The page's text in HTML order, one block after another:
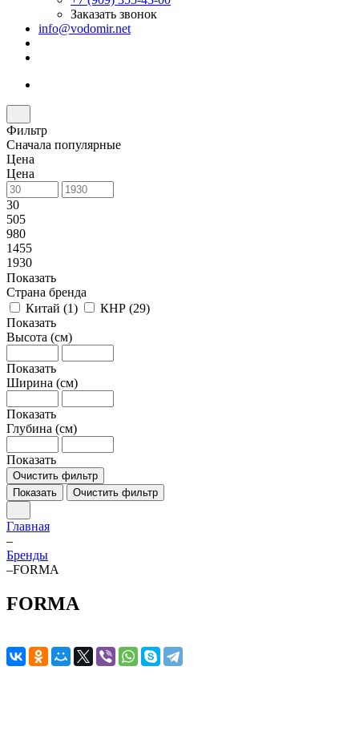
Заказать звонок
info@vodomir.net
Фильтр
Сначала популярные
Цена
Цена
30
505
980
1455
1930
Показать
Страна бренда
Китай (1) КНР (29)
Показать
Высота (см)
Показать
Ширина (см)
Показать
Глубина (см)
Показать
Очистить фильтр
Показать
Очистить фильтр
Главная
–
Бренды
–FORMA
FORMA